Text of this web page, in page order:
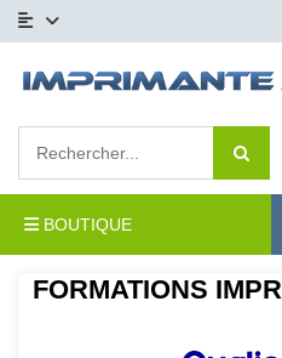
BOUTIQUE
FORMATIONS